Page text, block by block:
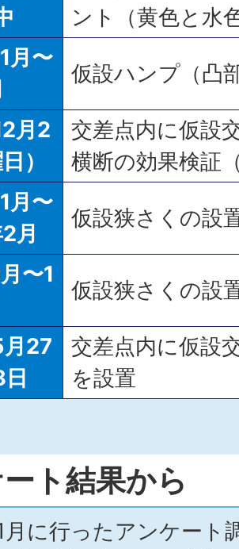
ント（黄色と水
月〜
仮設ハンプ（凸
月2
）
交差点内に仮設
横断の効果検証
月〜
月
仮設狭さくの設
〜1
仮設狭さくの設
27
交差点内に仮設
を設置
ト結果から
月に行ったアンケート